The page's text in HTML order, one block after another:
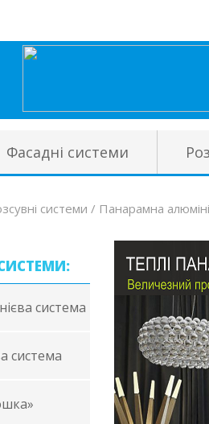
Фасадні системи
системи / Панарамна
система
система